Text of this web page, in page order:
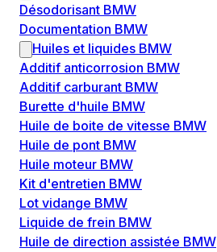
Désodorisant BMW
Documentation BMW
Huiles et liquides BMW
Additif anticorrosion BMW
Additif carburant BMW
Burette d'huile BMW
Huile de boite de vitesse BMW
Huile de pont BMW
Huile moteur BMW
Kit d'entretien BMW
Lot vidange BMW
Liquide de frein BMW
Huile de direction assistée BMW